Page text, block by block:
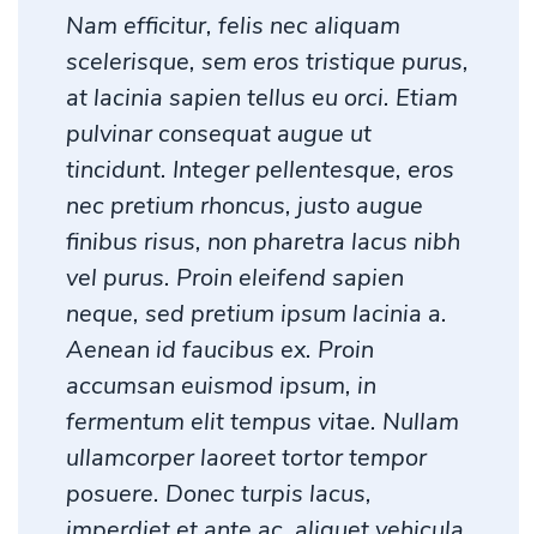
Nam efficitur, felis nec aliquam
scelerisque, sem eros tristique purus,
at lacinia sapien tellus eu orci. Etiam
pulvinar consequat augue ut
tincidunt. Integer pellentesque, eros
nec pretium rhoncus, justo augue
finibus risus, non pharetra lacus nibh
vel purus. Proin eleifend sapien
neque, sed pretium ipsum lacinia a.
Aenean id faucibus ex. Proin
accumsan euismod ipsum, in
fermentum elit tempus vitae. Nullam
ullamcorper laoreet tortor tempor
posuere. Donec turpis lacus,